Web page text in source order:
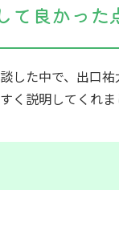
て良かった
した中で、出口
く説明してくれま